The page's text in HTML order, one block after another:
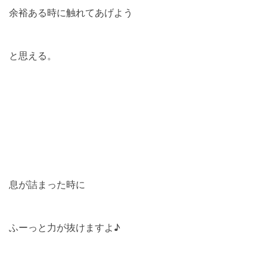
余裕ある時に触れてあげよう
と思える。
息が詰まった時に
ふーっと力が抜けますよ♪